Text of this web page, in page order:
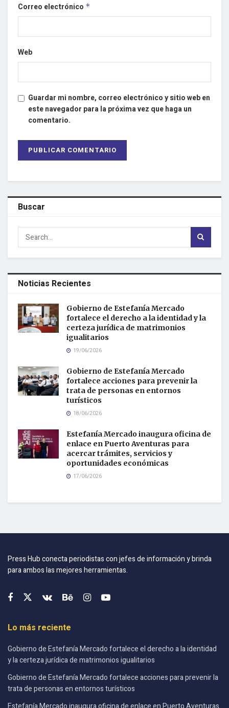
Correo electrónico *
Web
Guardar mi nombre, correo electrónico y sitio web en
este navegador para la próxima vez que haga un
comentario.
Buscar
Noticias Recientes
Gobierno de Estefanía Mercado
fortalece el derecho a la identidad y la
certeza jurídica de matrimonios
igualitarios
19/06/2026
Gobierno de Estefanía Mercado
fortalece acciones para prevenir la
trata de personas en entornos
turísticos
18/06/2026
Estefanía Mercado inaugura oficina de
enlace en Puerto Aventuras para
acercar trámites, servicios y
oportunidades económicas
17/06/2026
Press Hub conecta periodistas con jefes de información y brinda
para ambos las mejores herramientas.
Lo más reciente
Gobierno de Estefanía Mercado fortalece el derecho a la identidad
y la certeza jurídica de matrimonios igualitarios
Gobierno de Estefanía Mercado fortalece acciones para prevenir la
trata de personas en entornos turísticos